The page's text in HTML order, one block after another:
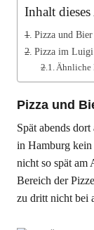
Inhalt
Pizza und
Pizza im
Ähnliche
Pizza und
Spät abends
in Hamburg
nicht so spät am
Bereich der
zu dritt nicht bei